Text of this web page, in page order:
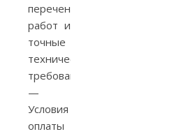
перечень
работ и
точные
технические
требования.
—
Условия
оплаты